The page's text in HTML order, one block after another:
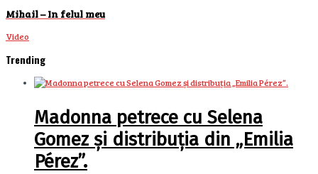
Mihail – In felul meu
Video
Trending
Madonna petrece cu Selena
Gomez și distribuția din „Emilia
Pérez”.